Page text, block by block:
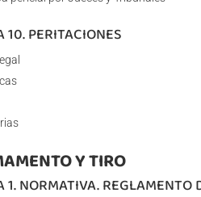
PERITACIONES
Y TIRO
NORMATIVA. REGLAMENTO